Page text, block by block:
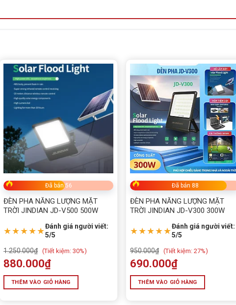
MẶT TRỜI JINDIAN
100W JD-V100 100W
Đã bán 56
ĐÈN PHA NĂNG LƯỢNG MẶT
TRỜI JINDIAN JD-V500 500W
★★★★★Đánh giá người viết:
5/5
1.250.000₫ (Tiết kiệm: 30%)
880.000₫
THÊM VÀO GIỎ HÀNG
Đã bán 88
ĐÈN PHA NĂNG LƯỢNG MẶT
TRỜI JINDIAN JD-V300 300W
★★★★★Đánh giá người viết:
5/5
950.000₫ (Tiết kiệm: 27%)
690.000₫
THÊM VÀO GIỎ HÀNG